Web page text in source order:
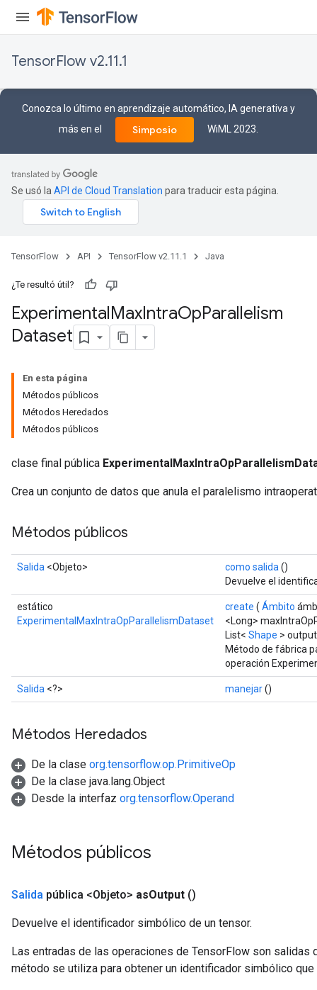
TensorFlow v2.11.1
Conozca lo último en aprendizaje automático, IA generativa y
más en el
Simposio WiML 2023.
Se usó la API de Cloud Translation para traducir esta página.
TensorFlow API TensorFlow v2.11.1 Java
¿Te resultó útil?
ExperimentalMaxIntraOpParallelism
Dataset
En esta página
Métodos públicos
Métodos Heredados
Métodos públicos
clase final pública
Crea un conjunto de datos que anula el paralelismo
Métodos públicos
Salida <Objeto> como salida ()
Devuelve el
estático
ExperimentalMaxIntraOpParallelismDataset
create ( Ámbito
<Long>
List< Shape >
Método de fábrica
operación
Salida <?> manejar()
Métodos Heredados
De la clase org.tensorflow.op.PrimitiveOp
De la clase java.lang.Object
Desde la interfaz org.tensorflow.Operand
Métodos públicos
Salida pública <Objeto> asOutput ()
Devuelve el identificador simbólico de un tensor.
Las entradas de las operaciones de TensorFlow son salidas
método se utiliza para obtener un identificador simbólico